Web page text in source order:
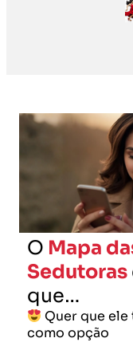
O Mapa
Sedutoras
que…
Quer que
como opção